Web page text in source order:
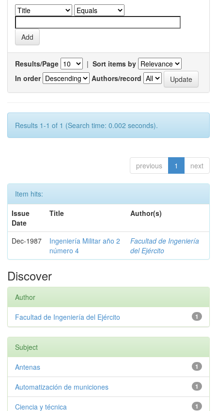
Results/Page | Sort items by
In order
Authors/record
Results 1-1 of 1 (Search time: 0.002 seconds).
previous 1 next
Item hits:
Issue
Date
Title Author(s)
Dec-1987
Ingeniería Militar año 2
número 4
Facultad de Ingeniería
del Ejército
Discover
Author
1
Facultad de Ingeniería del Ejército
Subject
1
Antenas
1
Automatización de municiones
1
Ciencia y técnica